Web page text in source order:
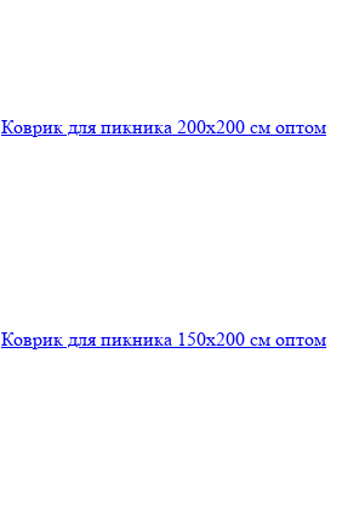
Коврик для пикника 200х200 см оптом
Коврик для пикника 150х200 см оптом